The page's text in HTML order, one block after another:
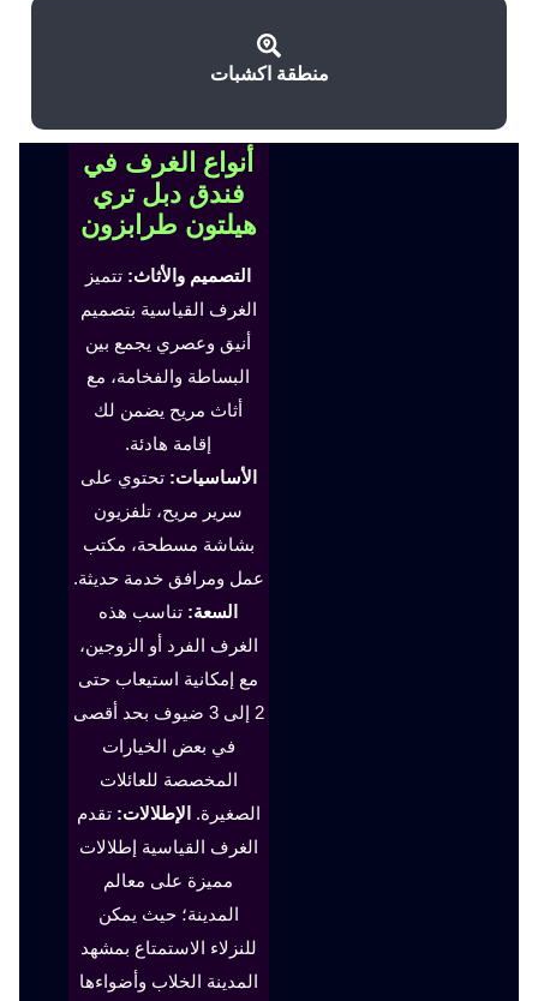
منطقة اكشبات
أنواع الغرف في
فندق دبل تري
هيلتون طرابزون
التصميم والأثاث: تتميز
الغرف القياسية بتصميم
أنيق وعصري يجمع بين
البساطة والفخامة، مع
أثاث مريح يضمن لك
إقامة هادئة.
الأساسيات: تحتوي على
سرير مريح، تلفزيون
بشاشة مسطحة، مكتب
عمل ومرافق خدمة حديثة.
السعة: تناسب هذه
الغرف الفرد أو الزوجين،
مع إمكانية استيعاب حتى
2 إلى 3 ضيوف بحد أقصى
في بعض الخيارات
المخصصة للعائلات
الصغيرة. الإطلالات: تقدم
الغرف القياسية إطلالات
مميزة على معالم
المدينة؛ حيث يمكن
للنزلاء الاستمتاع بمشهد
المدينة الخلاب وأضواءها